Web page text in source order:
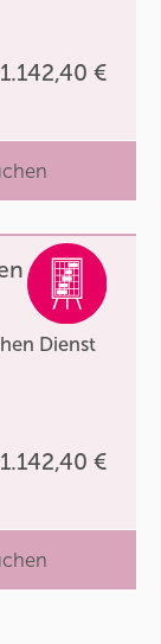
1.142,40 €
Dienst
1.142,40 €